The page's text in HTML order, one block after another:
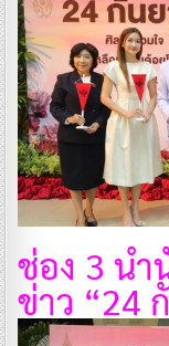
ช่อง 3 นำ
ข่าว “24